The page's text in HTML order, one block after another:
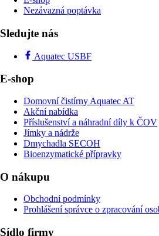
Nezávazná poptávka
Sledujte nás
Aquatec USBF
E-shop
Domovní čistírny Aquatec AT
Akční nabídka
Příslušenství a náhradní díly k ČOV
Jímky a nádrže
Dmychadla SECOH
Bioenzymatické přípravky
O nákupu
Obchodní podmínky
Prohlášení správce o zpracování
Sídlo firmy